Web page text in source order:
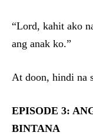
“Lord, kahit ako
ang anak ko.”
At doon, hindi na
EPISODE 3:
BINTANA